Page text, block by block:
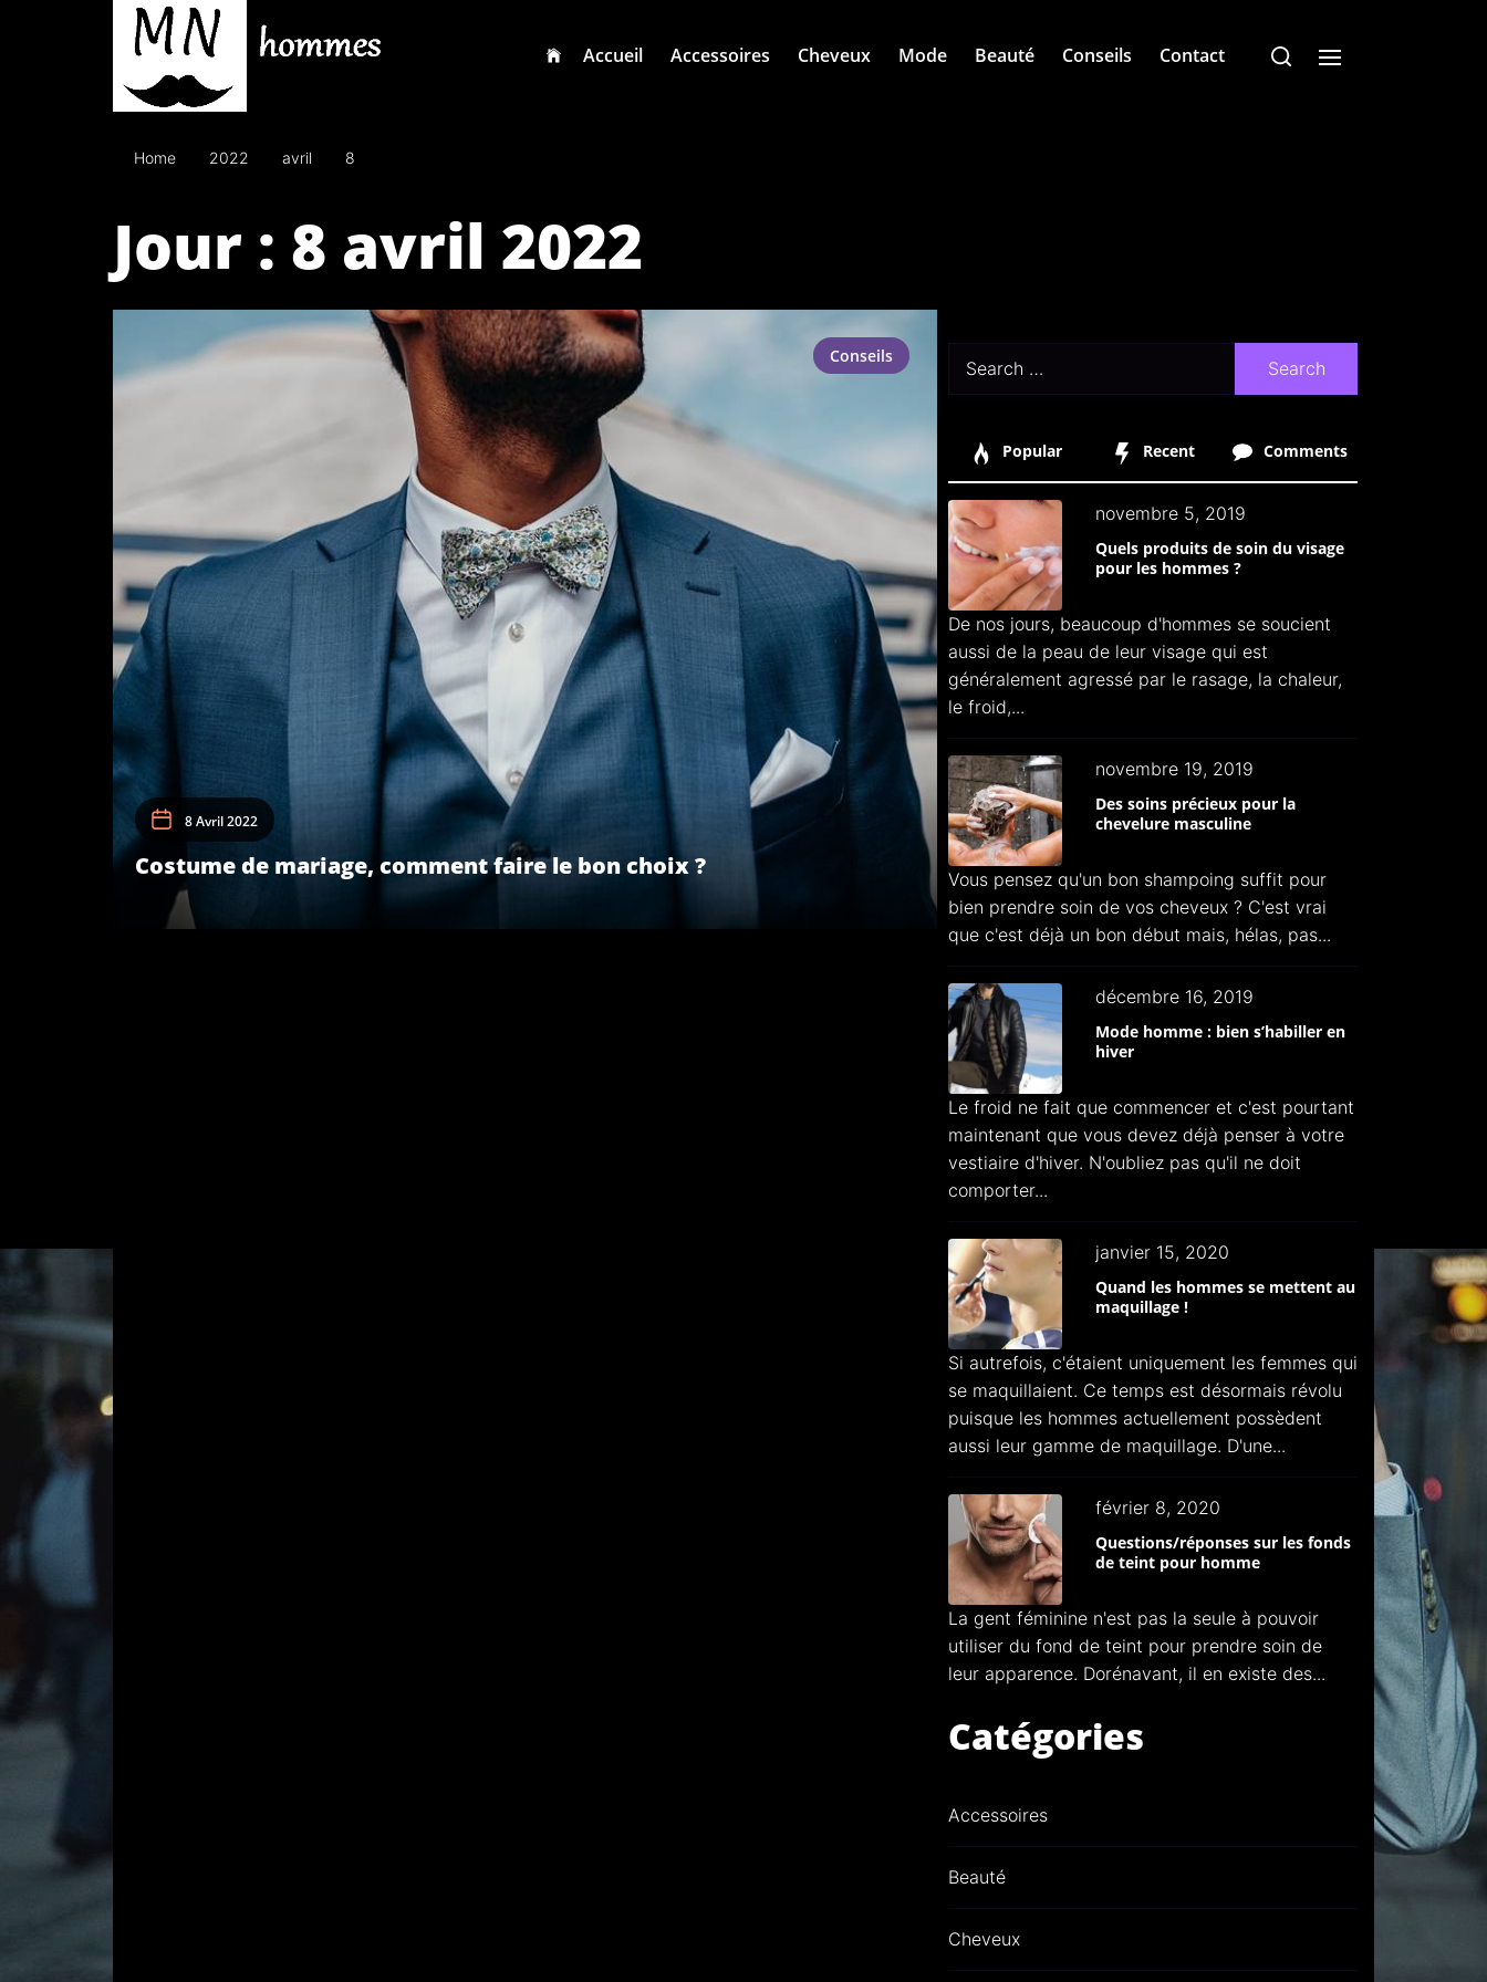
Accueil Accessoires Cheveux Mode Beauté Conseils Contact
Home 2022 avril 8
Jour : 8 avril 2022
Conseils
8 Avril 2022
Costume de mariage, comment faire le bon choix ?
for:
Popular Recent Comments
novembre 5, 2019
Quels produits de soin du visage
pour les hommes ?
De nos jours, beaucoup d'hommes se soucient
aussi de la peau de leur visage qui est
généralement agressé par le rasage, la chaleur,
le froid,...
novembre 19, 2019
Des soins précieux pour la
chevelure masculine
Vous pensez qu'un bon shampoing suffit pour
bien prendre soin de vos cheveux ? C'est vrai
que c'est déjà un bon début mais, hélas, pas...
décembre 16, 2019
Mode homme : bien s’habiller en
hiver
Le froid ne fait que commencer et c'est pourtant
maintenant que vous devez déjà penser à votre
vestiaire d'hiver. N'oubliez pas qu'il ne doit
comporter...
janvier 15, 2020
Quand les hommes se mettent au
maquillage !
Si autrefois, c'étaient uniquement les femmes qui
se maquillaient. Ce temps est désormais révolu
puisque les hommes actuellement possèdent
aussi leur gamme de maquillage. D'une...
février 8, 2020
Questions/réponses sur les fonds
de teint pour homme
La gent féminine n'est pas la seule à pouvoir
utiliser du fond de teint pour prendre soin de
leur apparence. Dorénavant, il en existe des...
Catégories
Accessoires
Beauté
Cheveux